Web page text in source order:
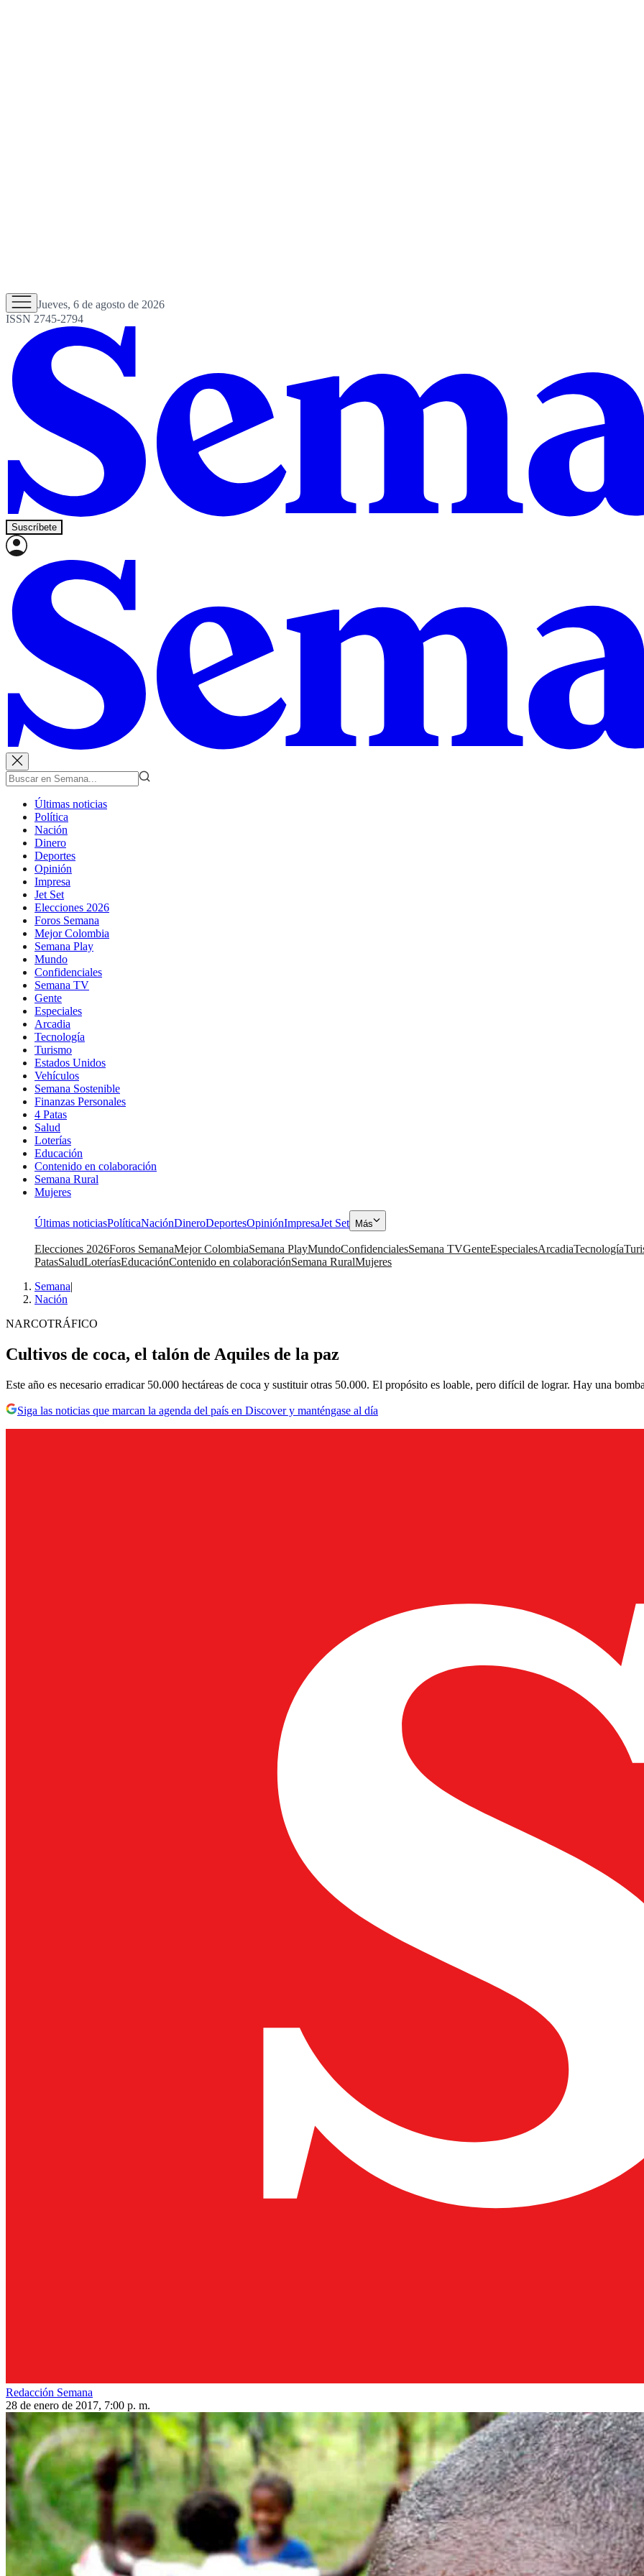
Jueves, 6 de agosto de 2026
ISSN 2745-2794
Suscríbete
Últimas noticias
Política
Nación
Dinero
Deportes
Opinión
Impresa
Jet Set
Elecciones 2026
Foros Semana
Mejor Colombia
Semana Play
Mundo
Confidenciales
Semana TV
Gente
Especiales
Arcadia
Tecnología
Turismo
Estados Unidos
Vehículos
Semana Sostenible
Finanzas Personales
4 Patas
Salud
Loterías
Educación
Contenido en colaboración
Semana Rural
Mujeres
Últimas noticiasPolíticaNaciónDineroDeportesOpiniónImpresaJet Set Más
Elecciones 2026Foros SemanaMejor ColombiaSemana PlayMundoConfidencialesSemana TVGenteEspecialesArcadiaTecnología
PatasSaludLoteríasEducaciónContenido en colaboraciónSemana RuralMujeres
Semana|
Nación
NARCOTRÁFICO
Cultivos de coca, el talón de Aquiles de la paz
Este año es necesario erradicar 50.000 hectáreas de coca y sustituir otras 50.000. El propósito es loable, pero difícil de lograr. Hay una
Siga las noticias que marcan la agenda del país en Discover y manténgase al día
Redacción Semana
28 de enero de 2017, 7:00 p. m.